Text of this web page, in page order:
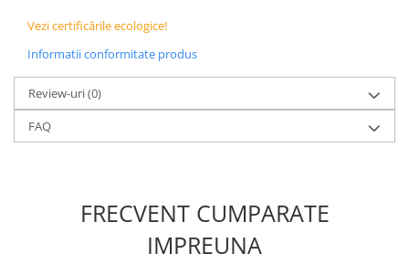
Vezi certificările ecologice!
Informatii conformitate produs
Review-uri(0)
FAQ
FRECVENT CUMPARATE
IMPREUNA